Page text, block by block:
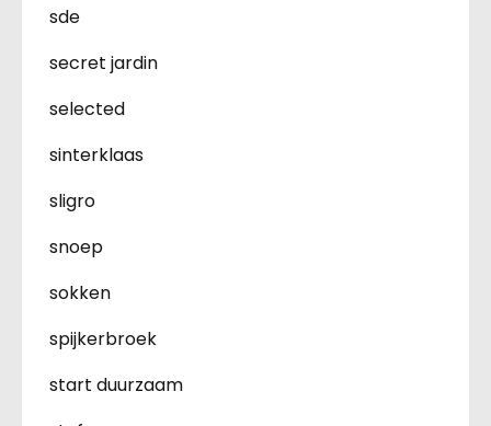
sde
secret jardin
selected
sinterklaas
sligro
snoep
sokken
spijkerbroek
start duurzaam